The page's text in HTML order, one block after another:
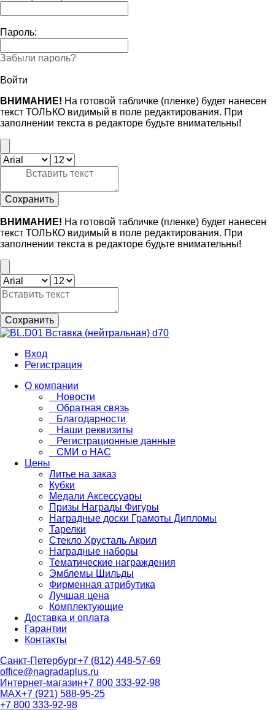
Пароль:
Забыли пароль?
Войти
ВНИМАНИЕ! На готовой табличке (пленке) будет нанесен
текст ТОЛЬКО видимый в поле редактирования. При
заполнении текста в редакторе будьте внимательны!
Сохранить
ВНИМАНИЕ! На готовой табличке (пленке) будет нанесен
текст ТОЛЬКО видимый в поле редактирования. При
заполнении текста в редакторе будьте внимательны!
Сохранить
Вход
Регистрация
О компании
Новости
Обратная связь
Благодарности
Наши реквизиты
Регистрационные данные
СМИ о НАС
Цены
Литье на заказ
Кубки
Медали Аксессуары
Призы Награды Фигуры
Наградные доски Грамоты Дипломы
Тарелки
Стекло Хрусталь Акрил
Наградные наборы
Тематические награждения
Эмблемы Шильды
Фирменная атрибутика
Лучшая цена
Комплектующие
Доставка и оплата
Гарантии
Контакты
Санкт-Петербург+7 (812) 448-57-69
office@nagradaplus.ru
Интернет-магазин+7 800 333-92-98
MAX+7 (921) 588-95-25
+7 800 333-92-98